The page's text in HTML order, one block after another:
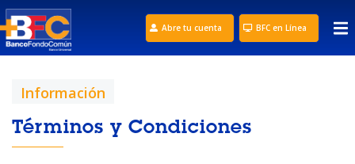
Abre tu cuenta BFC en Línea
Información
Términos y Condiciones